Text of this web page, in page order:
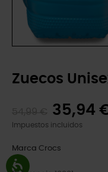
Zuecos
35,94
Impuestos incluidos
Marca Crocs